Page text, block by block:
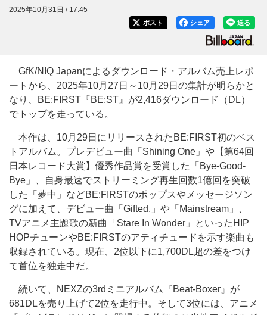
2025年10月31日 / 17:45
送る
シェア
ポスト
GfK/NIQ Japanによるダウンロード・アルバム売上レポ
ートから、2025年10月27日～10月29日の集計が明らかと
なり、BE:FIRST『BE:ST』が2,416ダウンロード（DL）
でトップを走っている。
本作は、10月29日にリリースされたBE:FIRST初のベス
トアルバム。プレデビュー曲「Shining One」や【第64回
日本レコード大賞】優秀作品賞を受賞した「Bye-Good-
Bye」、自身最速でストリーミング再生回数1億回を突破
した「夢中」などBE:FIRSTのポップスやメッセージソン
グに加えて、デビュー曲「Gifted.」や「Mainstream」、
TVアニメ主題歌の新曲「Stare In Wonder」といったHIP
HOPチューンやBE:FIRSTのアティチュードを示す楽曲も
収録されている。現在、2位以下に1,700DL超の差をつけ
て首位を独走中だ。
続いて、NEXZの3rdミニアルバム『Beat-Boxer』が
681DLを売り上げて2位を走行中。そして3位には、アニメ